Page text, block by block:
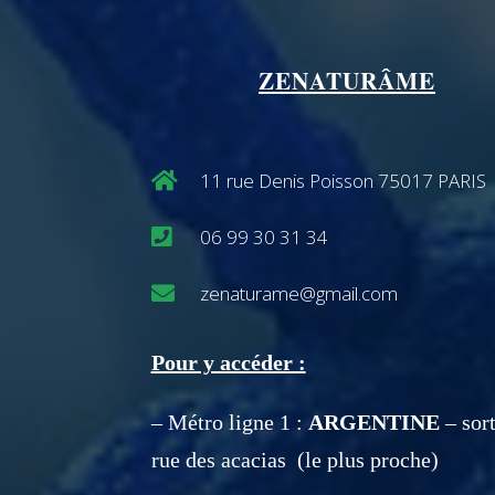
ZENATURÂME
11 rue Denis Poisson 75017 PARIS
06 99 30 31 34
zenaturame@gmail.com
Pour y accéder :
– Métro ligne 1 : ARGENTINE–
rue des acacias (le plus proche)